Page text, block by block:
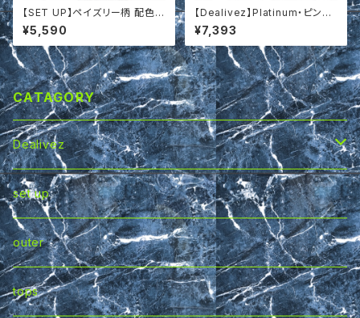
【SET UP】ペイズリー柄 配色切
替 ランダム Tシャツ＆ハーフパ
ンツ 上下セットアップ t661518
¥5,590
【Dealivez】Platinum・ピンス
ト 特殊加工 刺繍 スウェットTシ
ャツ プルオーバー
¥7,393
CATAGORY
Dealivez
tops
bottoms
set 可
set up
outer
tops